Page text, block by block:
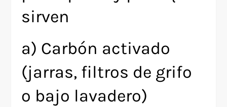
sirven
a) Carbón activado
(jarras, filtros de grifo
o bajo lavadero)